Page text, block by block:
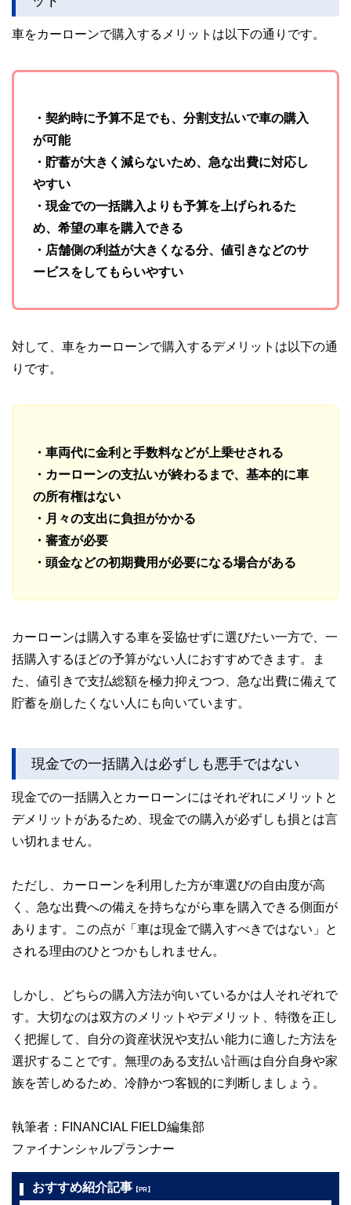
車をカーローンで購入するメリットは以下の通りです。
・契約時に予算不足でも、分割支払いで車の購入
が可能
・貯蓄が大きく減らないため、急な出費に対応し
やすい
・現金での一括購入よりも予算を上げられるた
め、希望の車を購入できる
・店舗側の利益が大きくなる分、値引きなどのサ
ービスをしてもらいやすい
対して、車をカーローンで購入するデメリットは以下の通
りです。
・車両代に金利と手数料などが上乗せされる
・カーローンの支払いが終わるまで、基本的に車
の所有権はない
・月々の支出に負担がかかる
・審査が必要
・頭金などの初期費用が必要になる場合がある
カーローンは購入する車を妥協せずに選びたい一方で、一
括購入するほどの予算がない人におすすめできます。ま
た、値引きで支払総額を極力抑えつつ、急な出費に備えて
貯蓄を崩したくない人にも向いています。
現金での一括購入は必ずしも悪手ではない
現金での一括購入とカーローンにはそれぞれにメリットと
デメリットがあるため、現金での購入が必ずしも損とは言
い切れません。
ただし、カーローンを利用した方が車選びの自由度が高
く、急な出費への備えを持ちながら車を購入できる側面が
あります。この点が「車は現金で購入すべきではない」と
される理由のひとつかもしれません。
しかし、どちらの購入方法が向いているかは人それぞれで
す。大切なのは双方のメリットやデメリット、特徴を正し
く把握して、自分の資産状況や支払い能力に適した方法を
選択することです。無理のある支払い計画は自分自身や家
族を苦しめるため、冷静かつ客観的に判断しましょう。
執筆者：FINANCIAL FIELD編集部
ファイナンシャルプランナー
おすすめ紹介記事 【PR】